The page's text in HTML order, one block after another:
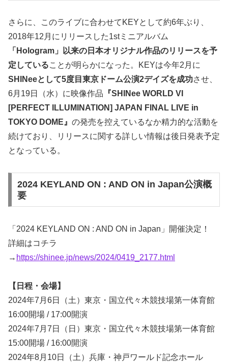
さらに、このライブに合わせてKEYとして約6年ぶり、
2018年12月にリリースした1stミニアルバム
「Hologram」以来の日本オリジナル作品のリリースを予
定していることが明らかになった。KEYは今年2月に
SHINeeとして5度目東京ドーム公演2デイズを成功させ、
6月19日（水）に映像作品 『SHINee WORLD VI
[PERFECT ILLUMINATION] JAPAN FINAL LIVE in
TOKYO DOME』 の発売を控えているなか精力的な活動を
続けており、リリースに関する詳しい情報は後日発表予定
となっている。
2024 KEYLAND ON : AND ON in Japan公演概
要
「2024 KEYLAND ON : AND ON in Japan」開催決定！
詳細はコチラ
→ https://shinee.jp/news/2024/0419_2177.html
【日程・会場】
2024年7月6日（土）東京・国立代々木競技場第一体育館
16:00開場 / 17:00開演
2024年7月7日（日）東京・国立代々木競技場第一体育館
15:00開場 / 16:00開演
2024年8月10日（土）兵庫・神戸ワールド記念ホール